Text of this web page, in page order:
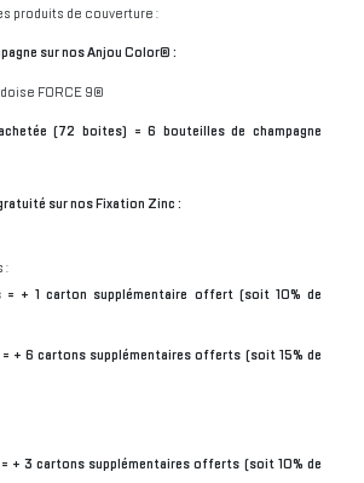
produits de couverture :
sur nos Anjou Color® :
FORCE 9®
(72 boites) = 6 bouteilles de champagne
sur nos Fixation Zinc :
:
= + 1 carton supplémentaire offert (soit 10% de
+ 6 cartons supplémentaires offerts (soit 15% de
+ 3 cartons supplémentaires offerts (soit 10% de